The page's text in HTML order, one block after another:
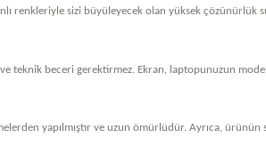
renkleriyle sizi büyüleyecek olan yüksek çözünürlük
teknik beceri gerektirmez. Ekran, laptopunuzun
yapılmıştır ve uzun ömürlüdür. Ayrıca,